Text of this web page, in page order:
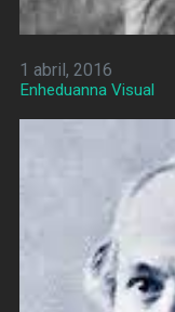
1 abril, 2016
Enheduanna Visual